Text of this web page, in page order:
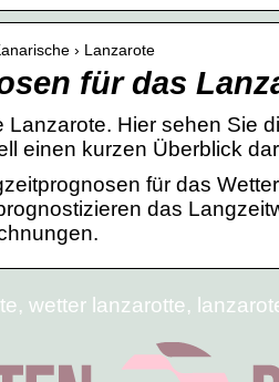
› Lanzarote
für das
Hier sehen Sie
einen kurzen Überblick
für das
das
wetter lanzarotte,